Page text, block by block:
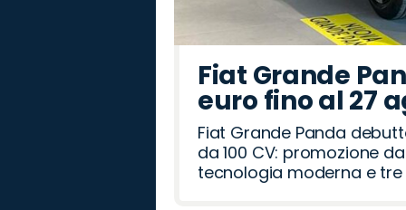
Fiat Grande
euro fino al 27
Fiat Grande Panda
da 100 CV: promozione
tecnologia moderna e